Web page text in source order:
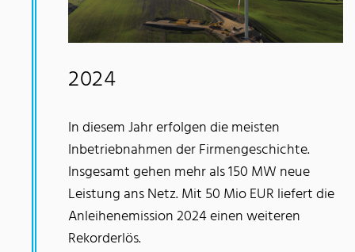
2024
In diesem Jahr erfolgen die meisten
Inbetriebnahmen der Firmengeschichte.
Insgesamt gehen mehr als 150 MW neue
Leistung ans Netz. Mit 50 Mio EUR liefert die
Anleihenemission 2024 einen weiteren
Rekorderlös.